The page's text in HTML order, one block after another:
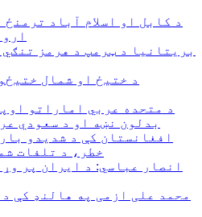
د کابل او اسلام آباد
بریتانیا د ټرمپ د هرمز تنګي
د ختیځ او شمال
د متحده عربي اماراتو
بدلون نښه او د سعودي
افغانستان کې د شدیدو
خطر، د تلفات شمېر ۱۵۷ ته
انصار عباسي: د ایران پر
محمد علی ازمی په هالنډ کې